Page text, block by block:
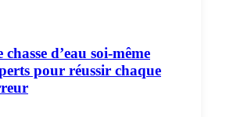
d’eau soi-même
pour réussir chaque